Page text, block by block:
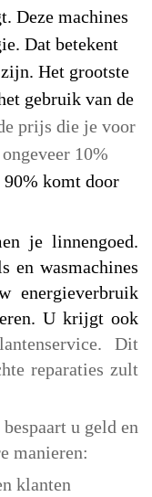
Deze machines
Dat betekent
Het grootste
gebruik van de
prijs die je voor
10%
90% komt door
je linnengoed.
en wasmachines
energieverbruik
U krijgt ook
Dit
reparaties zult
u geld en
manieren:
klanten